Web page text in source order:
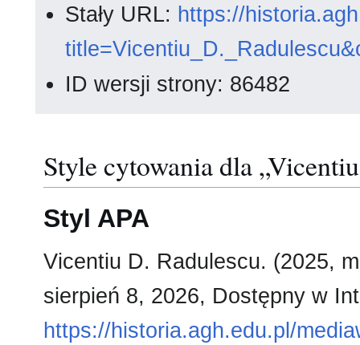
Stały URL: https://
ID wersji strony: 86482
Style cytowania dla
Styl APA
Vicentiu D. Radulescu. (2025,
sierpień 8, 2026, Dostępny w
https://historia.agh.edu.pl/